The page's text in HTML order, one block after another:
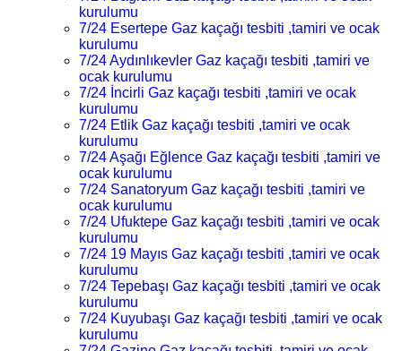
kurulumu
7/24 Esertepe Gaz kaçağı tesbiti ,tamiri ve ocak
kurulumu
7/24 Aydınlıkevler Gaz kaçağı tesbiti ,tamiri ve
ocak kurulumu
7/24 İncirli Gaz kaçağı tesbiti ,tamiri ve ocak
kurulumu
7/24 Etlik Gaz kaçağı tesbiti ,tamiri ve ocak
kurulumu
7/24 Aşağı Eğlence Gaz kaçağı tesbiti ,tamiri ve
ocak kurulumu
7/24 Sanatoryum Gaz kaçağı tesbiti ,tamiri ve
ocak kurulumu
7/24 Ufuktepe Gaz kaçağı tesbiti ,tamiri ve ocak
kurulumu
7/24 19 Mayıs Gaz kaçağı tesbiti ,tamiri ve ocak
kurulumu
7/24 Tepebaşı Gaz kaçağı tesbiti ,tamiri ve ocak
kurulumu
7/24 Kuyubaşı Gaz kaçağı tesbiti ,tamiri ve ocak
kurulumu